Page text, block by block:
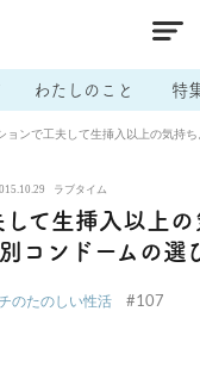
わたしのこと 特
ョンで工夫して生挿入以上の気持
ラブタイム
て生挿入以上
コンドームの選
のたのしい性活 #107
レ # 不倫
# ラブグッズ # 体の相